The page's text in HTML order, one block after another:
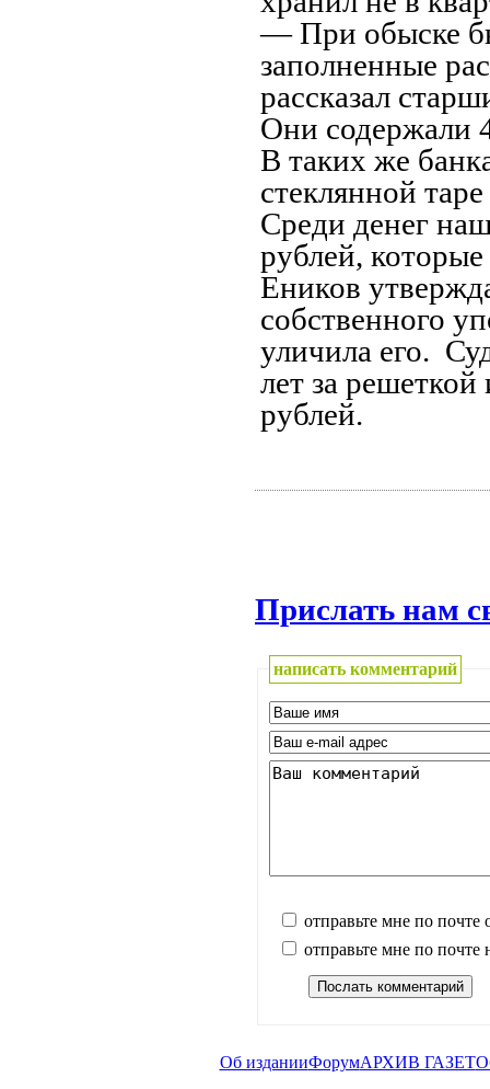
— При обыске
заполненные
рассказал
Они содержали
В таких же
стеклянной
Среди денег
рублей,
Еников
собственного
уличила его.
лет за
рублей.
Прислать нам
написать комментарий
отправьте мне по
отправьте мне по
Об изданииФорумАРХИВ ГАЗЕТ